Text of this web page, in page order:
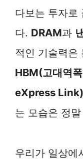
다보는 투자로
다. DRAM과
적인 기술력은
HBM(고대역
eXpress Link)
는 모습은 정
우리가 일상에